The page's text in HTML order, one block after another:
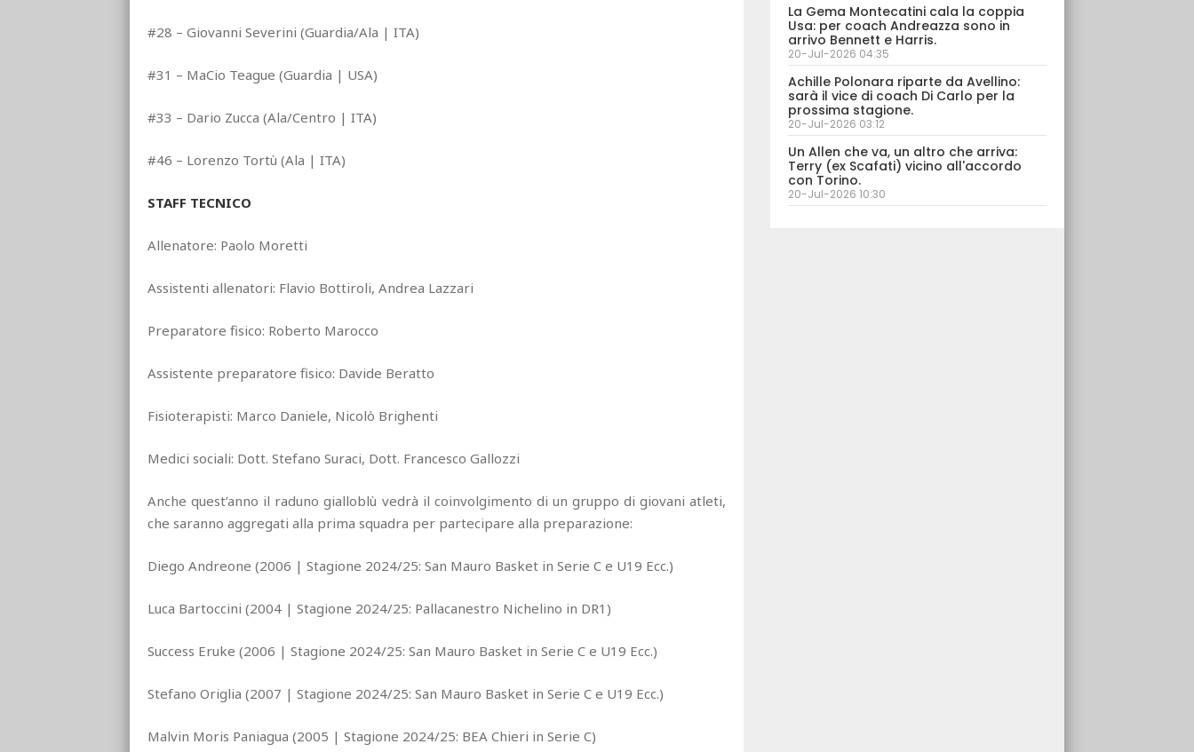
#28 – Giovanni Severini (Guardia/Ala | ITA)
#31 – MaCio Teague (Guardia | USA)
#33 – Dario Zucca (Ala/Centro | ITA)
#46 – Lorenzo Tortù (Ala | ITA)
STAFF TECNICO
Allenatore: Paolo Moretti
Assistenti allenatori: Flavio Bottiroli, Andrea Lazzari
Preparatore fisico: Roberto Marocco
Assistente preparatore fisico: Davide Beratto
Fisioterapisti: Marco Daniele, Nicolò Brighenti
Medici sociali: Dott. Stefano Suraci, Dott. Francesco Gallozzi
Anche quest’anno il raduno gialloblù vedrà il coinvolgimento di un gruppo di giovani atleti,
che saranno aggregati alla prima squadra per partecipare alla preparazione:
Diego Andreone (2006 | Stagione 2024/25: San Mauro Basket in Serie C e U19 Ecc.)
Luca Bartoccini (2004 | Stagione 2024/25: Pallacanestro Nichelino in DR1)
Success Eruke (2006 | Stagione 2024/25: San Mauro Basket in Serie C e U19 Ecc.)
Stefano Origlia (2007 | Stagione 2024/25: San Mauro Basket in Serie C e U19 Ecc.)
Malvin Moris Paniagua (2005 | Stagione 2024/25: BEA Chieri in Serie C)
La Gema Montecatini cala la coppia
Usa: per coach Andreazza sono in
arrivo Bennett e Harris.
20-Jul-2026 04:35
Achille Polonara riparte da Avellino:
sarà il vice di coach Di Carlo per la
prossima stagione.
20-Jul-2026 03:12
Un Allen che va, un altro che arriva:
Terry (ex Scafati) vicino all'accordo
con Torino.
20-Jul-2026 10:30